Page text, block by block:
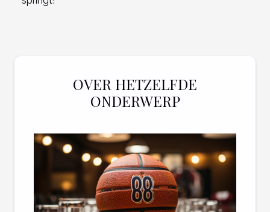
OVER HETZELFDE
ONDERWERP